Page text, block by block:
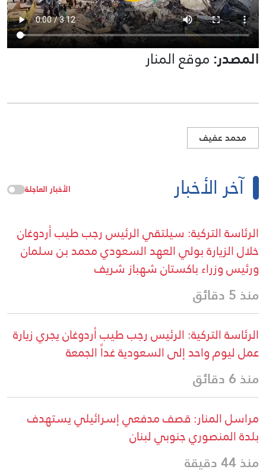
المصدر:موقع المنار
محمد عفيف
آخر الأخبار الأخبار العاجلة
الرئاسة التركية: سيلتقي الرئيس رجب طيب أردوغان
خلال الزيارة بولي العهد السعودي محمد بن سلمان
ورئيس وزراء باكستان شهباز شريف
منذ 5 دقائق
الرئاسة التركية: الرئيس رجب طيب أردوغان يجري زيارة
عمل ليوم واحد إلى السعودية غداً الجمعة
منذ 6 دقائق
مراسل المنار: قصف مدفعي إسرائيلي يستهدف
بلدة المنصوري جنوبي لبنان
منذ 44 دقيقة